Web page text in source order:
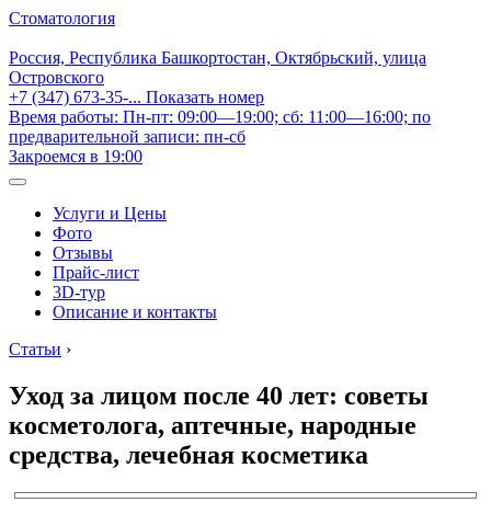
Стоматология
Россия, Республика Башкортостан, Октябрьский, улица
Островского
+7 (347) 673-35-... Показать номер
Время работы: Пн-пт: 09:00—19:00; сб: 11:00—16:00; по
предварительной записи: пн-сб
Закроемся в 19:00
Услуги и Цены
Фото
Отзывы
Прайс-лист
3D-тур
Описание и контакты
Статьи ›
Уход за лицом после 40 лет: советы
косметолога, аптечные, народные
средства, лечебная косметика